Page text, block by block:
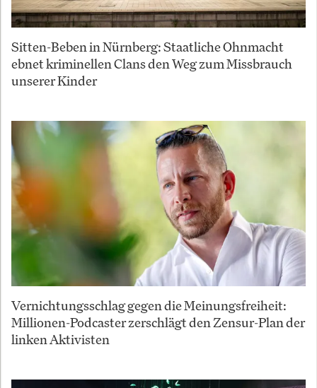
Sitten-Beben in Nürnberg: Staatliche Ohnmacht
ebnet kriminellen Clans den Weg zum Missbrauch
unserer Kinder
Vernichtungsschlag gegen die Meinungsfreiheit:
Millionen-Podcaster zerschlägt den Zensur-Plan der
linken Aktivisten